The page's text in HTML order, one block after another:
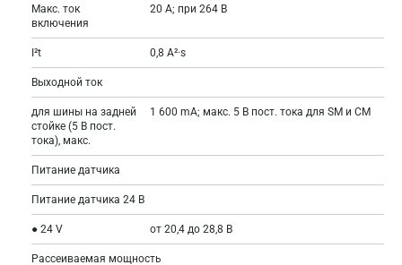
Макс. ток
включения
20 A; при 264 В
I²t 0,8 A²·s
Выходной ток
для шины на задней
стойке (5 В пост.
тока), макс.
1 600 mA; макс. 5 В пост. тока для SM и CM
Питание датчика
Питание датчика 24 В
● 24 V от 20,4 до 28,8 В
Рассеиваемая мощность